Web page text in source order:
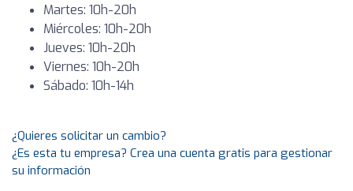
Martes: 10h-20h
Miércoles: 10h-20h
Jueves: 10h-20h
Viernes: 10h-20h
Sábado: 10h-14h
¿Quieres solicitar un cambio?
¿Es esta tu empresa? Crea una cuenta gratis para gestionar
su información